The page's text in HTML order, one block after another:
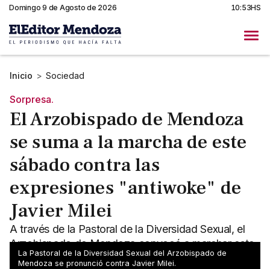
Domingo 9 de Agosto de 2026 10:53HS
Inicio > Sociedad
Sorpresa.
El Arzobispado de Mendoza
se suma a la marcha de este
sábado contra las
expresiones "antiwoke" de
Javier Milei
A través de la Pastoral de la Diversidad Sexual, el
Arzobispado de Mendoza convocó a marchar este
sábado contra los dichos de Javier Milei en Davos.
La Pastoral de la Diversidad Sexual del Arzobispado de
Mendoza se pronunció contra Javier Milei.